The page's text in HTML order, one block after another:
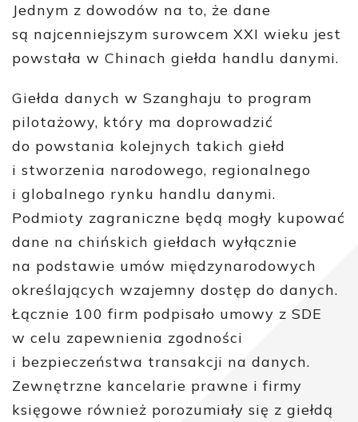
Jednym z dowodów na to, że dane
są najcenniejszym surowcem XXI wieku jest
powstała w Chinach giełda handlu danymi.
Giełda danych w Szanghaju to program
pilotażowy, który ma doprowadzić
do powstania kolejnych takich giełd
i stworzenia narodowego, regionalnego
i globalnego rynku handlu danymi.
Podmioty zagraniczne będą mogły kupować
dane na chińskich giełdach wyłącznie
na podstawie umów międzynarodowych
określających wzajemny dostęp do danych.
Łącznie 100 firm podpisało umowy z SDE
w celu zapewnienia zgodności
i bezpieczeństwa transakcji na danych.
Zewnętrzne kancelarie prawne i firmy
księgowe również porozumiały się z giełdą